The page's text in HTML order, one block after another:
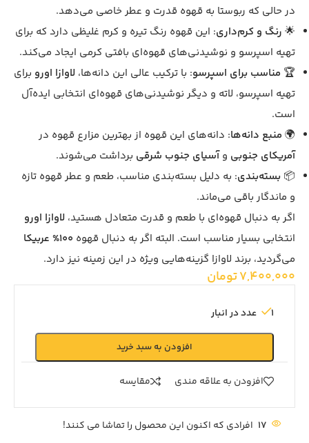
در حالی که ربوستا به قهوه قدرت و عطر خاصی می‌دهد.
🌟 رنگ و کرم‌داری: این قهوه رنگ تیره و کرم غلیظی دارد که برای
تهیه اسپرسو و نوشیدنی‌های قهوه‌ای بافتی کرمی ایجاد می‌کند.
🏆 مناسب برای اسپرسو: با ترکیب عالی این دانه‌ها، لاوازا اورو برای
تهیه اسپرسو، لاته و دیگر نوشیدنی‌های قهوه‌ای انتخابی ایده‌آل
است.
🌍 منبع دانه‌ها: دانه‌های این قهوه از بهترین مزارع قهوه در
آمریکای جنوبی وآسیای جنوب شرقی برداشت می‌شوند.
📦 بسته‌بندی: به دلیل بسته‌بندی مناسب، طعم و عطر قهوه تازه
و ماندگار باقی می‌ماند.
اگر به دنبال قهوه‌ای با طعم و قدرت متعادل هستید، لاوازا اورو
انتخابی بسیار مناسب است. البته اگر به دنبال قهوه 100% عربیکا
می‌گردید، برند لاوازا گزینه‌هایی ویژه در این زمینه نیز دارد.
7,400,000تومان
1 عدد در انبار
افزودن به سبد خرید
افزودن به علاقه مندی مقايسه
17 افرادی که اکنون این محصول را تماشا می کنند!